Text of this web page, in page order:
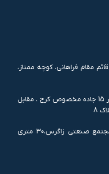
مقام فراهانی، کوچه ممتاز،
آدرس کارخانه یک : تهران ، کيلومتر 15 جاده مخصوص کرج ، مقابل
آدرس کارخانه دو : شهر قدس ،مجتمع صنعتی زاگرس،30 متری